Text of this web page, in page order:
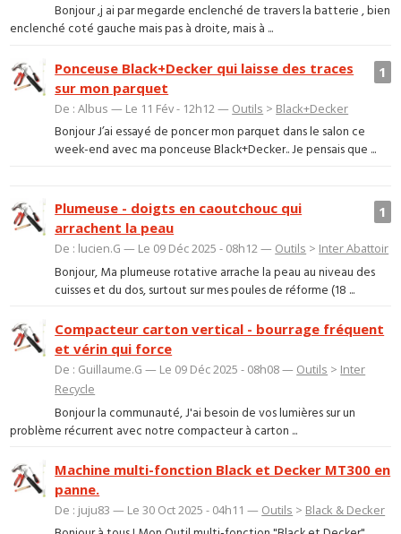
Bonjour ,j ai par megarde enclenché de travers la batterie , bien
enclenché coté gauche mais pas à droite, mais à ...
1
Ponceuse Black+Decker qui laisse des traces
sur mon parquet
De : Albus — Le 11 Fév - 12h12 — Outils > Black+Decker
Bonjour J’ai essayé de poncer mon parquet dans le salon ce
week-end avec ma ponceuse Black+Decker.. Je pensais que ...
1
Plumeuse - doigts en caoutchouc qui
arrachent la peau
De : lucien.G — Le 09 Déc 2025 - 08h12 — Outils > Inter Abattoir
Bonjour, Ma plumeuse rotative arrache la peau au niveau des
cuisses et du dos, surtout sur mes poules de réforme (18 ...
Compacteur carton vertical - bourrage fréquent
et vérin qui force
De : Guillaume.G — Le 09 Déc 2025 - 08h08 — Outils > Inter
Recycle
Bonjour la communauté, J'ai besoin de vos lumières sur un
problème récurrent avec notre compacteur à carton ...
Machine multi-fonction Black et Decker MT300 en
panne.
De : juju83 — Le 30 Oct 2025 - 04h11 — Outils > Black & Decker